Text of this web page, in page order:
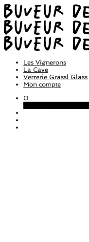
Les Vignerons
La Cave
Verrerie Grassl Glass
Mon compte
0